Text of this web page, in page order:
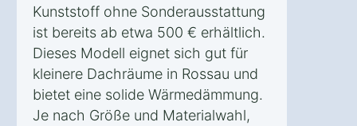
Kunststoff ohne Sonderausstattung
ist bereits ab etwa 500 € erhältlich.
Dieses Modell eignet sich gut für
kleinere Dachräume in Rossau und
bietet eine solide Wärmedämmung.
Je nach Größe und Materialwahl,